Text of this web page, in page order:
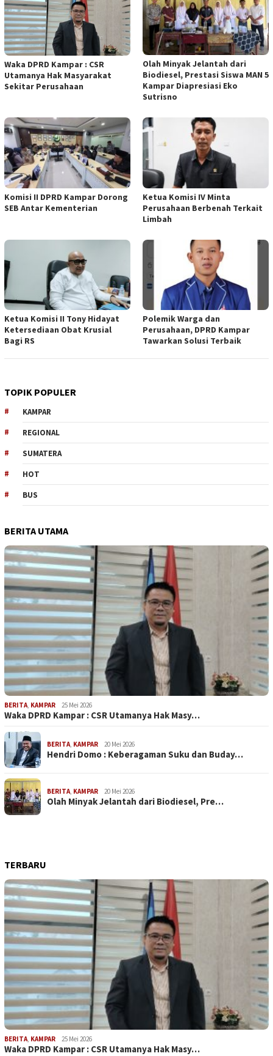
Waka DPRD Kampar : CSR
Utamanya Hak Masyarakat
Sekitar Perusahaan
Olah Minyak Jelantah dari
Biodiesel, Prestasi Siswa MAN 5
Kampar Diapresiasi Eko
Sutrisno
Komisi II DPRD Kampar Dorong
SEB Antar Kementerian
Ketua Komisi IV Minta
Perusahaan Berbenah Terkait
Limbah
Ketua Komisi II Tony Hidayat
Ketersediaan Obat Krusial
Bagi RS
Polemik Warga dan
Perusahaan, DPRD Kampar
Tawarkan Solusi Terbaik
TOPIK POPULER
KAMPAR
REGIONAL
SUMATERA
HOT
BUS
BERITA UTAMA
BERITA, KAMPAR 25 Mei 2026
Waka DPRD Kampar : CSR Utamanya Hak Masy…
BERITA, KAMPAR 20 Mei 2026
Hendri Domo : Keberagaman Suku dan Buday…
BERITA, KAMPAR 20 Mei 2026
Olah Minyak Jelantah dari Biodiesel, Pre…
TERBARU
BERITA, KAMPAR 25 Mei 2026
Waka DPRD Kampar : CSR Utamanya Hak Masy…